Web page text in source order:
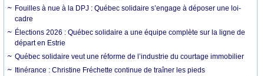
Fouilles à nue à la DPJ : Québec solidaire s’engage à déposer une loi-
cadre
Élections 2026 : Québec solidaire a une équipe complète sur la ligne de
départ en Estrie
Québec solidaire veut une réforme de l’industrie du courtage immobilier
Itinérance : Christine Fréchette continue de traîner les pieds